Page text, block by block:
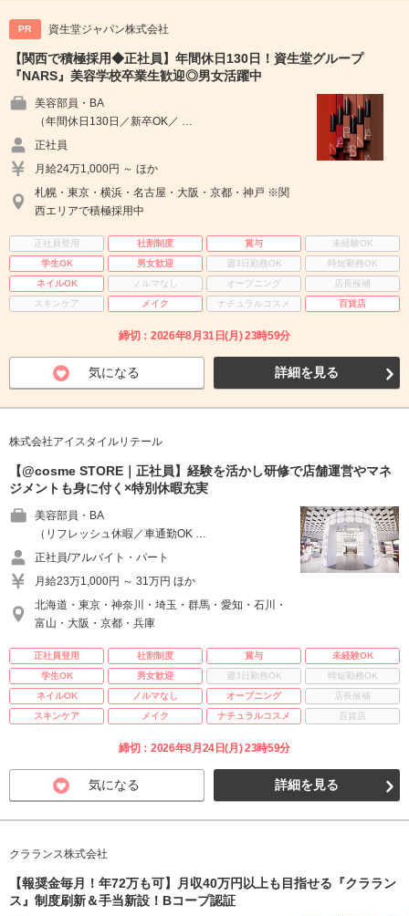
PR 資生堂ジャパン株式会社
【関西で積極採用◆正社員】年間休日130日！資生堂グループ
『NARS』美容学校卒業生歓迎◎男女活躍中
美容部員・BA
（年間休日130日／新卒OK／ …
正社員
月給24万1,000円 ～ ほか
札幌・東京・横浜・名古屋・大阪・京都・神戸 ※関
西エリアで積極採用中
正社員登用 社割制度 賞与
未経験OK
学生OK
男女歓迎 週3日勤務OK
時短勤務OK
ネイルOK
ノルマなし オープニング
店長候補
スキンケア
メイク ナチュラルコスメ 百貨店
締切：2026年8月31日(月) 23時59分
気になる 詳細を見る
株式会社アイスタイルリテール
【@cosme STORE｜正社員】経験を活かし研修で店舗運営やマネ
ジメントも身に付く×特別休暇充実
美容部員・BA
（リフレッシュ休暇／車通勤OK …
正社員/アルバイト・パート
月給23万1,000円 ～ 31万円 ほか
北海道・東京・神奈川・埼玉・群馬・愛知・石川・
富山・大阪・京都・兵庫
正社員登用 社割制度 賞与
未経験OK
学生OK
男女歓迎 週3日勤務OK
時短勤務OK
ネイルOK
ノルマなし オープニング
店長候補
スキンケア
メイク ナチュラルコスメ 百貨店
締切：2026年8月24日(月) 23時59分
気になる 詳細を見る
クラランス株式会社
【報奨金毎月！年72万も可】月収40万円以上も目指せる『クララン
ス』制度刷新＆手当新設！Bコープ認証